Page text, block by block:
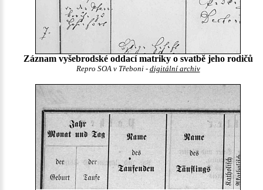
Záznam vyšebrodské oddací matriky o svatbě jeho rodičů
Repro SOA v Třeboni - digitální archiv